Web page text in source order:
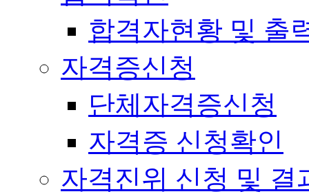
합격자현황 및 출
자격증신청
단체자격증신청
자격증 신청확인
자격진위 신청 및 결